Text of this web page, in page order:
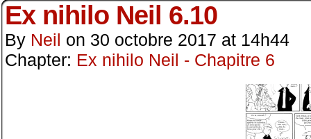
Ex nihilo Neil 6.10
By Neil on 30 octobre 2017 at 14h44
Chapter: Ex nihilo Neil - Chapitre 6